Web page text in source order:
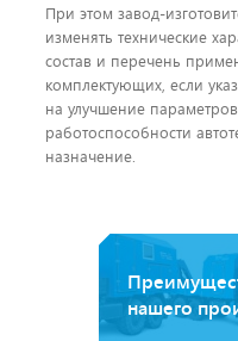
При этом завод-
изменять технические
состав и перечень
комплектующих, если
на улучшение параметров
работоспособности
назначение.
нашего